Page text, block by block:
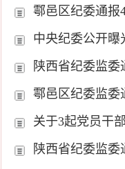
鄠邑区纪委通报
中央纪委公开曝
陕西省纪委监
鄠邑区纪委监委
关于3起党员干
陕西省纪委监委